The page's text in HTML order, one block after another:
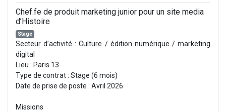
Chef.fe de produit marketing junior pour un site media
d’Histoire
Stage
Secteur d’activité : Culture / édition numérique / marketing
digital
Lieu : Paris 13
Type de contrat : Stage (6 mois)
Date de prise de poste : Avril 2026
Missions